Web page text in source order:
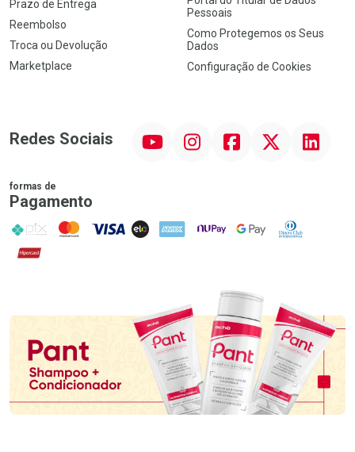
Prazo de Entrega
Reembolso
Troca ou Devolução
Marketplace
Pessoais
Como Protegemos os Seus
Dados
Configuração de Cookies
Redes Sociais InstagramFacebookTwitter Linkedin
formas de
Pagamento
PIX MasterCard
VISA ELO AMEX NuPay Google PayDiners Club
Hipercard
Promoção em Destaque